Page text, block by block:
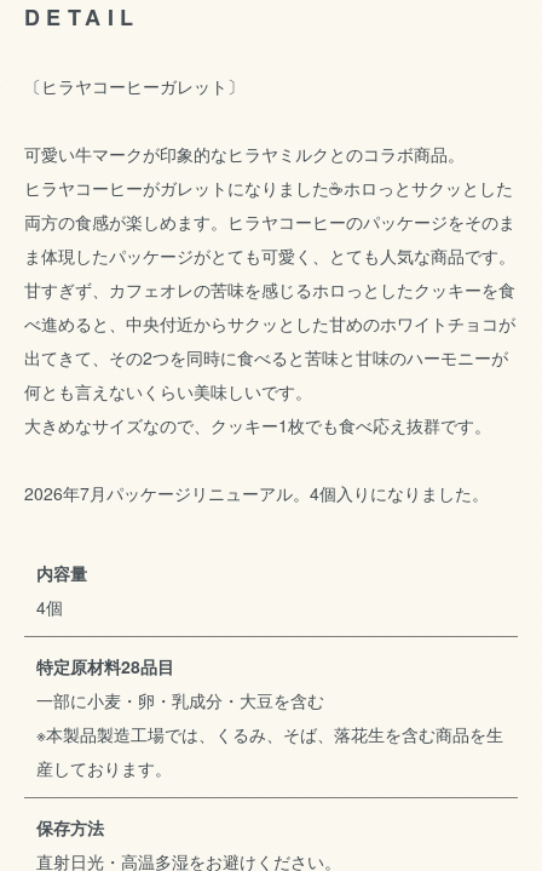
DETAIL
〔ヒラヤコーヒーガレット〕
可愛い牛マークが印象的なヒラヤミルクとのコラボ商品。
ヒラヤコーヒーがガレットになりました☕️ホロっとサクッとした
両方の食感が楽しめます。ヒラヤコーヒーのパッケージをそのま
ま体現したパッケージがとても可愛く、とても人気な商品です。
甘すぎず、カフェオレの苦味を感じるホロっとしたクッキーを食
べ進めると、中央付近からサクッとした甘めのホワイトチョコが
出てきて、その2つを同時に食べると苦味と甘味のハーモニーが
何とも言えないくらい美味しいです。
大きめなサイズなので、クッキー1枚でも食べ応え抜群です。
2026年7月パッケージリニューアル。4個入りになりました。
内容量
4個
特定原材料28品目
一部に小麦・卵・乳成分・大豆を含む
※本製品製造工場では、くるみ、そば、落花生を含む商品を生
産しております。
保存方法
直射日光・高温多湿をお避けください。